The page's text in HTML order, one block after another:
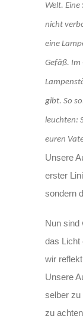
Welt.
nicht
eine
Gefäß. Im
gibt. So
leuchten:
euren
Unsere
erster
sondern
Nun sind
das Licht
wir
Unsere
selber zu
zu